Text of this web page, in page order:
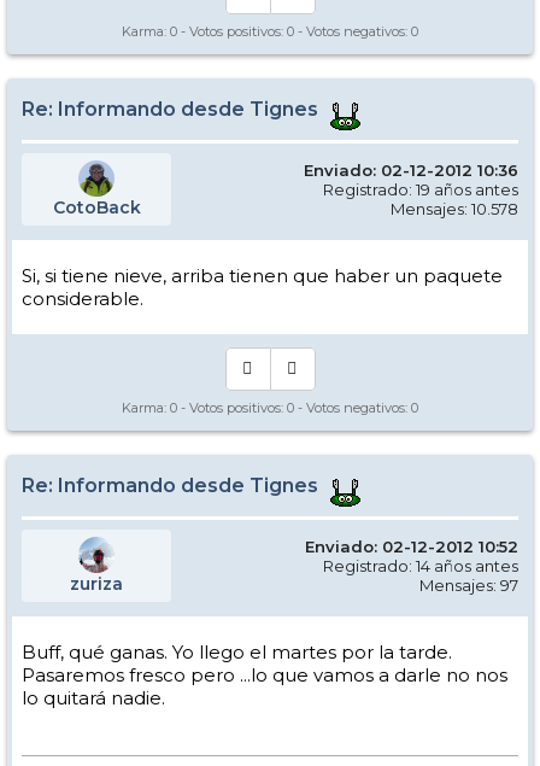
Karma: 0 - Votos positivos: 0 - Votos negativos: 0
Re: Informando desde Tignes
CotoBack
Enviado: 02-12-2012 10:36
Registrado: 19 años antes
Mensajes: 10.578
Si, si tiene nieve, arriba tienen que haber un paquete
considerable.
Karma: 0 - Votos positivos: 0 - Votos negativos: 0
Re: Informando desde Tignes
zuriza
Enviado: 02-12-2012 10:52
Registrado: 14 años antes
Mensajes: 97
Buff, qué ganas. Yo llego el martes por la tarde.
Pasaremos fresco pero ...lo que vamos a darle no nos
lo quitará nadie.